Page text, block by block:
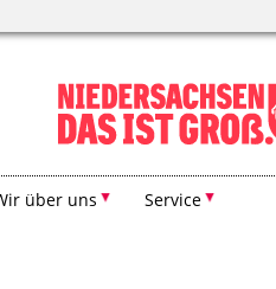
über uns Service